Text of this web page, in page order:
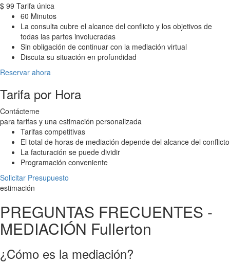
$ 99 Tarifa única
60 Minutos
La consulta cubre el alcance del conflicto y los objetivos de
todas las partes involucradas
Sin obligación de continuar con la mediación virtual
Discuta su situación en profundidad
Reservar ahora
Tarifa por Hora
Contácteme
para tarifas y una estimación personalizada
Tarifas competitivas
El total de horas de mediación depende del alcance del conflicto
La facturación se puede dividir
Programación conveniente
Solicitar Presupuesto
estimación
PREGUNTAS FRECUENTES -
MEDIACIÓN Fullerton
¿Cómo es la mediación?